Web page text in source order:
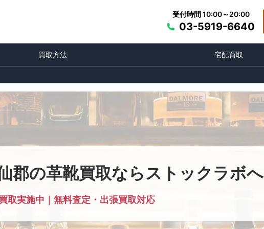
受付時間 10:00～20:00
03-5919-6640
買取方法 宅配買取
郡の革靴買取ならストックラボへ
取実施中｜無料査定・出張買取対応